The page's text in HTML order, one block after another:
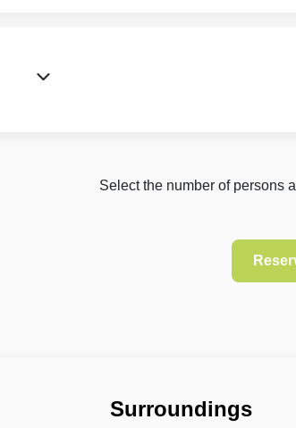
Select the number of persons
Surroundings